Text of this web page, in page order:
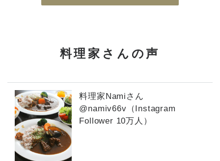
料理家さんの声
料理家Namiさん
@namiv66v（Instagram
Follower 10万人）